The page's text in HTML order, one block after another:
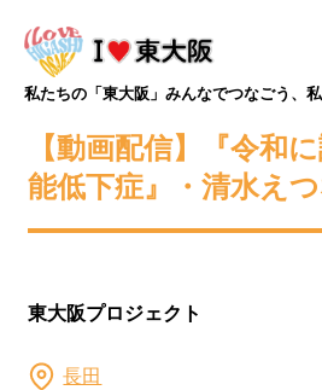
私たちの「東大阪」みんなでつなごう、私
【動画配信】『令和
能低下症』・清水え
東大阪プロジェクト
長田